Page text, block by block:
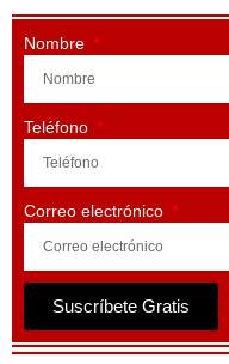
Nombre
Teléfono
Correo electrónico
Suscríbete Gratis